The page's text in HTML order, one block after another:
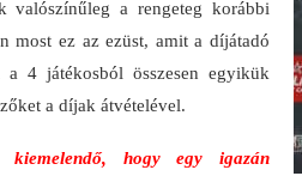
valószínűleg a rengeteg korábbi
most ez az ezüst, amit a díjátadó
4 játékosból összesen egyikük
a díjak átvételével.
kiemelendő, hogy egy igazán